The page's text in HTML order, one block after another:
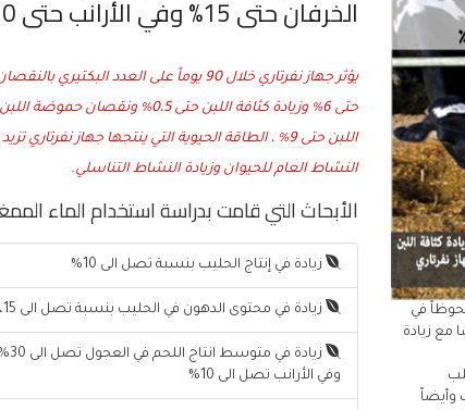
في
مع زيادة
وأيضاً
الخرفان حتى 15% وفي الأرانب حتى 10%
النشاط العام للحيوان وزيادة النشاط التناسلي.
الأبحاث التي قامت بدراسة استخدام الماء
زيادة في إنتاج الحليب بنسبة تصل الى 10%
زيادة في محتوى الدهون في الحليب بنسبة تصل الى 0،15% أعلى من معيار 3،2%
وفي الأرانب تصل الى 10%